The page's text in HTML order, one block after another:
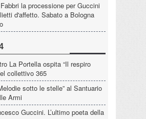
la processione per Guccini
d'affetto. Sabato a Bologna
La Portella ospita “Il respiro
collettivo 365
sotto le stelle” al Santuario
Armi
Guccini. L’ultimo poeta della